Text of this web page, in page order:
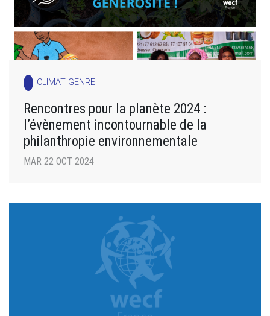
CLIMAT GENRE
Rencontres pour la planète 2024 :
l’évènement incontournable de la
philanthropie environnementale
MAR 22 OCT 2024